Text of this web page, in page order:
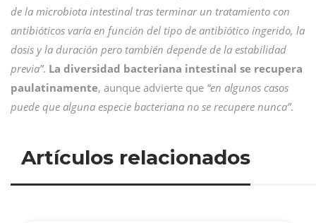
de la microbiota intestinal tras terminar un tratamiento con
antibióticos varía en función del tipo de antibiótico ingerido, la
dosis y la duración pero también depende de la estabilidad
previa”. La diversidad bacteriana intestinal se recupera
paulatinamente, aunque advierte que “en algunos casos
puede que alguna especie bacteriana no se recupere nunca”.
Artículos relacionados